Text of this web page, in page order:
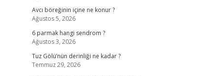
Avcı böreğinin içine ne konur ?
Ağustos 5, 2026
6 parmak hangi sendrom ?
Ağustos 3, 2026
Tuz Gölü’nün derinliği ne kadar ?
Temmuz 29, 2026